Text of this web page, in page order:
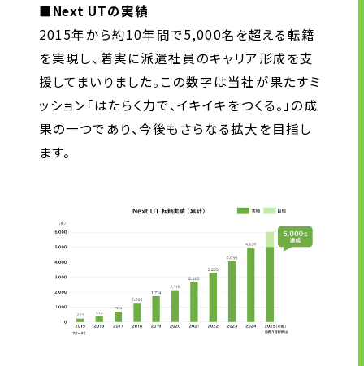
IRカレンダー
免責事項
企業情報
長期経営ビジョン
ブランドマーク
トップメッセージ
会社概要
■Next UTの実績
2015年から約10年間で5,000名を超える転籍
を実現し、着実に派遣社員のキャリア形成を支
援してまいりました。この数字は当社が果たすミ
ッション「はたらく力で、イキイキをつくる。」の成
果の一つであり、今後もさらなる拡大を目指し
ます。